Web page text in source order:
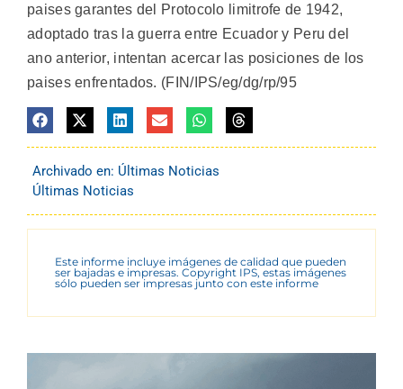
paises garantes del Protocolo limitrofe de 1942,
adoptado tras la guerra entre Ecuador y Peru del
ano anterior, intentan acercar las posiciones de los
paises enfrentados. (FIN/IPS/eg/dg/rp/95
Archivado en: Últimas Noticias
Últimas Noticias
Este informe incluye imágenes de calidad que pueden
ser bajadas e impresas. Copyright IPS, estas imágenes
sólo pueden ser impresas junto con este informe